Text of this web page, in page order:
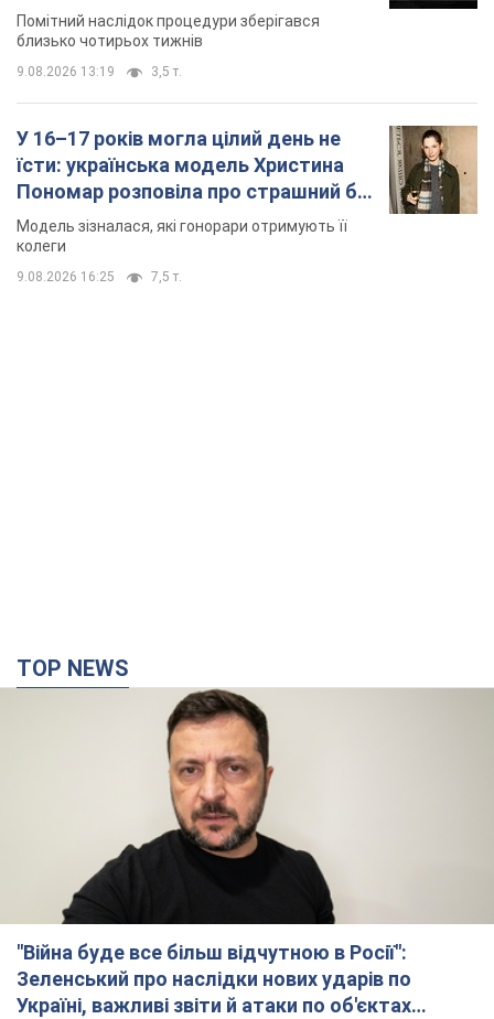
місяць
Помітний наслідок процедури зберігався
близько чотирьох тижнів
9.08.2026 13:19 3,5 т.
У 16–17 років могла цілий день не
їсти: українська модель Христина
Пономар розповіла про страшний бік
модельної кар’єри
Модель зізналася, які гонорари отримують її
колеги
9.08.2026 16:25 7,5 т.
TOP NEWS
"Війна буде все більш відчутною в Росії":
Зеленський про наслідки нових ударів по
Україні, важливі звіти й атаки по об'єктах